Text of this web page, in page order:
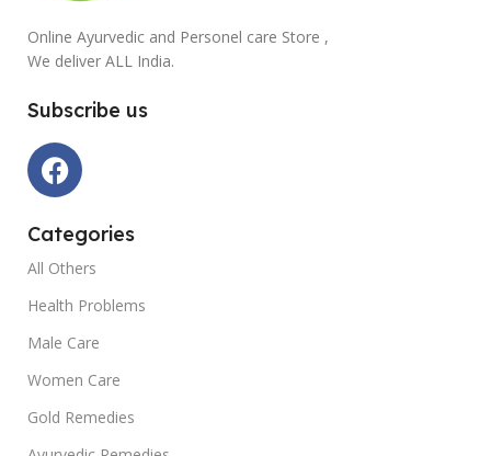
Online Ayurvedic and Personel care Store ,
We deliver ALL India.
Subscribe us
Categories
All Others
Health Problems
Male Care
Women Care
Gold Remedies